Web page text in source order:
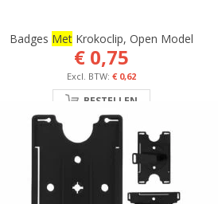
Badges Met Krokoclip, Open Model
€ 0,75
€ 0,62
BESTELLEN